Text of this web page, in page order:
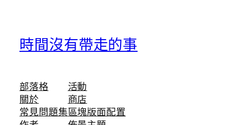
時間沒有帶走的事
部落格
關於
常見問題集
活動
商店
區塊版面配置